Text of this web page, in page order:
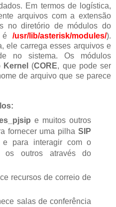
Em termos de logística,
arquivos com a extensão
no diretório de módulos do
é /usr/lib/asterisk/modules/).
ele carrega esses arquivos e
no sistema. Os módulos
Kernel (CORE, que pode ser
de arquivo que se parece
e muitos outros
fornecer uma pilhaSIP
e para interagir com o
outros através do
recursos de correio de
salas de conferência